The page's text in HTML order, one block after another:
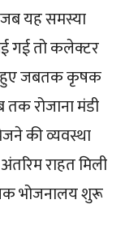
यह समस्या
गई तो कलेक्टर
हुए जबतक कृषक
रोजाना मंडी
की व्यवस्था
राहत मिली
भोजनालय शुरू